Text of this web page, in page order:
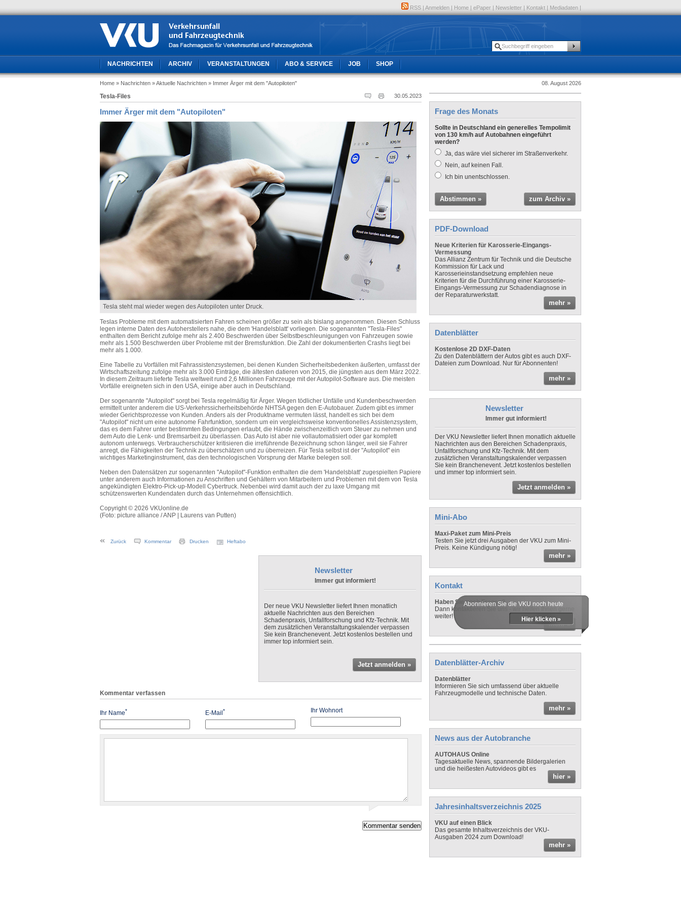
RSS | Anmelden | Home | ePaper | Newsletter | Kontakt | Mediadaten |
NACHRICHTEN ARCHIV VERANSTALTUNGEN ABO & SERVICE JOB SHOP
Home » Nachrichten » Aktuelle Nachrichten » Immer Ärger mit dem "Autopiloten" 08. August 2026
30.05.2023
Tesla-Files
Immer Ärger mit dem "Autopiloten"
Tesla steht mal wieder wegen des Autopiloten unter Druck.
Teslas Probleme mit dem automatisierten Fahren scheinen größer zu sein als bislang angenommen. Diesen Schluss
legen interne Daten des Autoherstellers nahe, die dem 'Handelsblatt' vorliegen. Die sogenannten "Tesla-Files"
enthalten dem Bericht zufolge mehr als 2.400 Beschwerden über Selbstbeschleunigungen von Fahrzeugen sowie
mehr als 1.500 Beschwerden über Probleme mit der Bremsfunktion. Die Zahl der dokumentierten Crashs liegt bei
mehr als 1.000.
Eine Tabelle zu Vorfällen mit Fahrassistenzsystemen, bei denen Kunden Sicherheitsbedenken äußerten, umfasst der
Wirtschaftszeitung zufolge mehr als 3.000 Einträge, die ältesten datieren von 2015, die jüngsten aus dem März 2022.
In diesem Zeitraum lieferte Tesla weltweit rund 2,6 Millionen Fahrzeuge mit der Autopilot-Software aus. Die meisten
Vorfälle ereigneten sich in den USA, einige aber auch in Deutschland.
Der sogenannte "Autopilot" sorgt bei Tesla regelmäßig für Ärger. Wegen tödlicher Unfälle und Kundenbeschwerden
ermittelt unter anderem die US-Verkehrssicherheitsbehörde NHTSA gegen den E-Autobauer. Zudem gibt es immer
wieder Gerichtsprozesse von Kunden. Anders als der Produktname vermuten lässt, handelt es sich bei dem
"Autopilot" nicht um eine autonome Fahrfunktion, sondern um ein vergleichsweise konventionelles Assistenzsystem,
das es dem Fahrer unter bestimmten Bedingungen erlaubt, die Hände zwischenzeitlich vom Steuer zu nehmen und
dem Auto die Lenk- und Bremsarbeit zu überlassen. Das Auto ist aber nie vollautomatisiert oder gar komplett
autonom unterwegs. Verbraucherschützer kritisieren die irreführende Bezeichnung schon länger, weil sie Fahrer
anregt, die Fähigkeiten der Technik zu überschätzen und zu überreizen. Für Tesla selbst ist der "Autopilot" ein
wichtiges Marketinginstrument, das den technologischen Vorsprung der Marke belegen soll.
Neben den Datensätzen zur sogenannten "Autopilot"-Funktion enthalten die dem 'Handelsblatt' zugespielten Papiere
unter anderem auch Informationen zu Anschriften und Gehältern von Mitarbeitern und Problemen mit dem von Tesla
angekündigten Elektro-Pick-up-Modell Cybertruck. Nebenbei wird damit auch der zu laxe Umgang mit
schützenswerten Kundendaten durch das Unternehmen offensichtlich.
Copyright © 2026 VKUonline.de
(Foto: picture alliance / ANP | Laurens van Putten)
Zurück Kommentar Drucken Heftabo
Newsletter
Immer gut informiert!
Der neue VKU Newsletter liefert Ihnen monatlich
aktuelle Nachrichten aus den Bereichen
Schadenpraxis, Unfallforschung und Kfz-Technik. Mit
dem zusätzlichen Veranstaltungskalender verpassen
Sie kein Branchenevent. Jetzt kostenlos bestellen und
immer top informiert sein.
Jetzt anmelden »
Kommentar verfassen
Ihr Name* E-Mail* Ihr Wohnort
Frage des Monats
Sollte in Deutschland ein generelles Tempolimit
von 130 km/h auf Autobahnen eingeführt
werden?
Ja, das wäre viel sicherer im Straßenverkehr.
Nein, auf keinen Fall.
Ich bin unentschlossen.
Abstimmen » zum Archiv »
PDF-Download
Neue Kriterien für Karosserie-Eingangs-
Vermessung
Das Allianz Zentrum für Technik und die Deutsche
Kommission für Lack und
Karosserieinstandsetzung empfehlen neue
Kriterien für die Durchführung einer Karosserie-
Eingangs-Vermessung zur Schadendiagnose in
der Reparaturwerkstatt.
mehr »
Datenblätter
Kostenlose 2D DXF-Daten
Zu den Datenblättern der Autos gibt es auch DXF-
Dateien zum Download. Nur für Abonnenten!
mehr »
Newsletter
Immer gut informiert!
Der VKU Newsletter liefert Ihnen monatlich aktuelle
Nachrichten aus den Bereichen Schadenpraxis,
Unfallforschung und Kfz-Technik. Mit dem
zusätzlichen Veranstaltungskalender verpassen
Sie kein Branchenevent. Jetzt kostenlos bestellen
und immer top informiert sein.
Jetzt anmelden »
Mini-Abo
Maxi-Paket zum Mini-Preis
Testen Sie jetzt drei Ausgaben der VKU zum Mini-
Preis. Keine Kündigung nötig!
mehr »
Kontakt
Haben Sie noch Fragen?
Dann kontaktieren Sie uns - wir helfen Ihnen gerne
weiter!
mehr »
Abonnieren Sie die VKU noch heute
Hier klicken »
Datenblätter-Archiv
Datenblätter
Informieren Sie sich umfassend über aktuelle
Fahrzeugmodelle und technische Daten.
mehr »
News aus der Autobranche
AUTOHAUS Online
Tagesaktuelle News, spannende Bildergalerien
und die heißesten Autovideos gibt es
hier »
Jahresinhaltsverzeichnis 2025
VKU auf einen Blick
Das gesamte Inhaltsverzeichnis der VKU-
Ausgaben 2024 zum Download!
mehr »